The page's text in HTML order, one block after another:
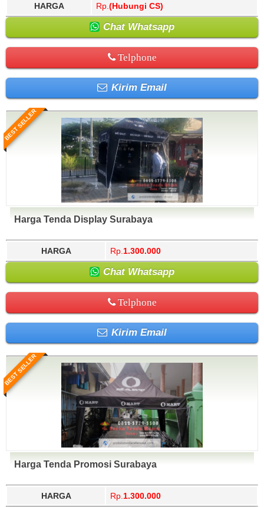
HARGA Rp. (Hubungi CS)
Chat Whatsapp
Telphone
Kirim Email
BEST SELLER
Harga Tenda Display Surabaya
HARGA Rp. 1.300.000
Chat Whatsapp
Telphone
Kirim Email
BEST SELLER
Harga Tenda Promosi Surabaya
HARGA Rp. 1.300.000